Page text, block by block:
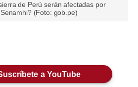
de Perú serán afectadas por
(Foto: gob.pe)
a YouTube